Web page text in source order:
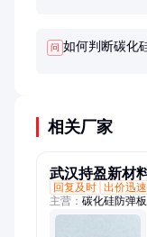
问 如何判断碳化
相关厂家
武汉持盈新材
回复及时 出价迅速
主营： 碳化硅防弹